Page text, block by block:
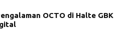
OCTO di Halte GBK